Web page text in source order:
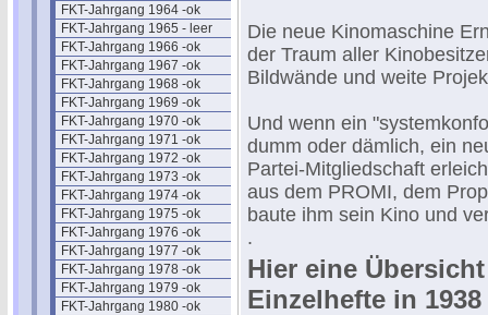
FKT-Jahrgang 1964 -ok
FKT-Jahrgang 1965 - leer
FKT-Jahrgang 1966 -ok
FKT-Jahrgang 1967 -ok
FKT-Jahrgang 1968 -ok
FKT-Jahrgang 1969 -ok
FKT-Jahrgang 1970 -ok
FKT-Jahrgang 1971 -ok
FKT-Jahrgang 1972 -ok
FKT-Jahrgang 1973 -ok
FKT-Jahrgang 1974 -ok
FKT-Jahrgang 1975 -ok
FKT-Jahrgang 1976 -ok
FKT-Jahrgang 1977 -ok
FKT-Jahrgang 1978 -ok
FKT-Jahrgang 1979 -ok
FKT-Jahrgang 1980 -ok
Die neue Kinomaschine
der Traum aller
Bildwände und weite
Und wenn ein
dumm oder dämlich, ein
Partei-Mitgliedschaft
aus dem PROMI, dem
baute ihm sein Kino und
.
Hier eine
Einzelhefte in 1938